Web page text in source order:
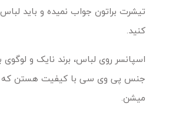
تیشرت براتون جواب نمیده و باید
کنید.
اسپانسر روی لباس، برند نایک و لوگوی
جنس پی وی سی با کیفیت هستن که
میشن.